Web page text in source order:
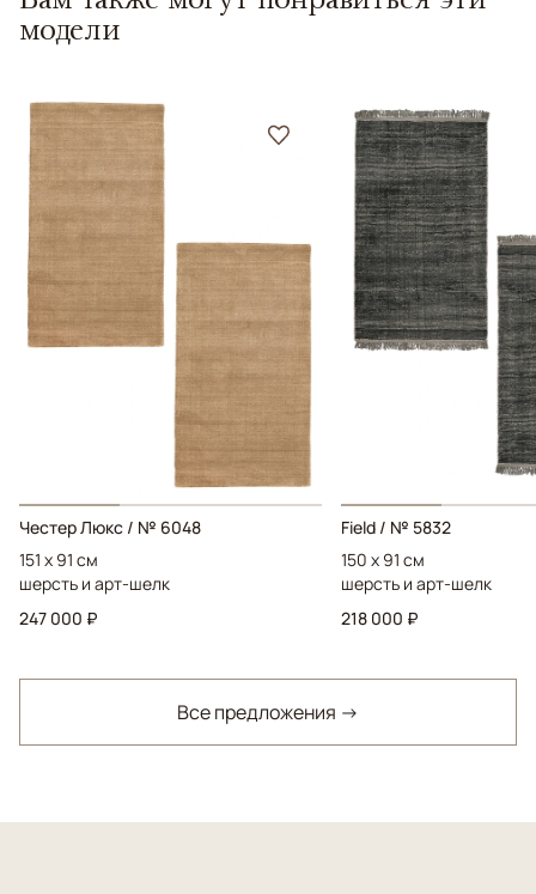
модели
Честер Люкс / № 6048
151 x 91 см
шерсть и арт-шелк
247 000 ₽
Field / № 5832
150 x 91 см
шерсть и арт-шелк
218 000 ₽
Все предложения →